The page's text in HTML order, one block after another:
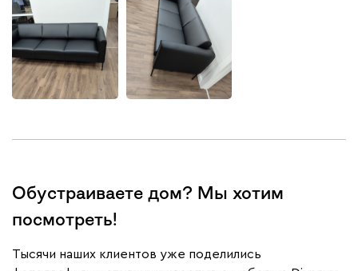
Обустраиваете дом? Мы хотим
посмотреть!
Тысячи наших клиентов уже поделились